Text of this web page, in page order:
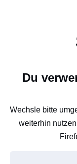
Du
Wechsle bitte
weiterhin